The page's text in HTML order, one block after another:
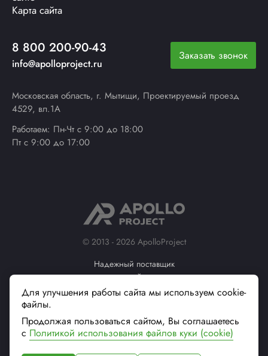
© 2013 - 2026 ApolloProject
Надежный поставщик
современной упаковки
Вся информация на сайте, касающаяся технических
характеристик, наличия на складе, стоимости товаров, носит
информационный характер и не является публичной офертой (ст.
437 ГК РФ)
Карта сайта
8 800 200-90-43
info@apolloproject.ru
Заказать звонок
Московская область, г. Мытищи, Проектируемый проезд
4529, вл.1А
Работаем: Пн-Чт с 9:00 до 18:00
Пт с 9:00 до 17:00
Для улучшения работы сайта мы используем cookie-
файлы.
Продолжая пользоваться сайтом, Вы соглашаетесь
с Политикой использования файлов куки (cookie)